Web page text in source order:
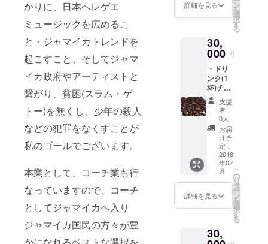
かりに、日本へレゲエ
ミュージックを広めるこ
と・ジャマイカトレンドを
起こすこと、そしてジャマ
イカ政府やアーティストと
繋がり、貧困(スラム・ゲ
トー)を無くし、少年の殺人
などの犯罪をなくすことが
私のゴールでございます。
本業として、コーチ業も行
なっていますので、コーチ
としてジャマイカへ入り
ジャマイカ国民の方々が豊
理のス
・休日
時(平日
程度)店
舗貸出
・
Thank
you
letterを
お送り
致しま
す。 ・
TICE(パ
フォー
マン
ス・エ
ンハン
(ルー・
ロのサ
ウンド
月1回制
作×6ヶ
月 ・希
望の方
に店内
へご希
望の写
真を掲
タッフ
として
体験
(コー
ヒー、
ジャマ
イカ料
理のス
・休日
詳細を見る ン
を
選
択
す
る
30,
000 円
・ドリ
ンク(1
杯)チ
ケット
10枚 ・
ステッ
カー10
リジナ
ルミッ
クス
CD(Reg
gae)(プ
ロのサ
ウンド
月1回制
作×6ヶ
支援
者：
0人
お届
け予
定：
2018
年02
月
詳細を見る
こ
の
リ
タ
ー
ン
を
選
択
す
る
30,